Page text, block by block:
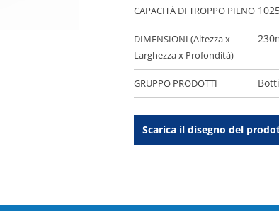
Scarica il disegno del
CAPACITÀ DI TROPPO PIENO
DIMENSIONI (Altezza x
Larghezza x Profondità)
GRUPPO PRODOTTI